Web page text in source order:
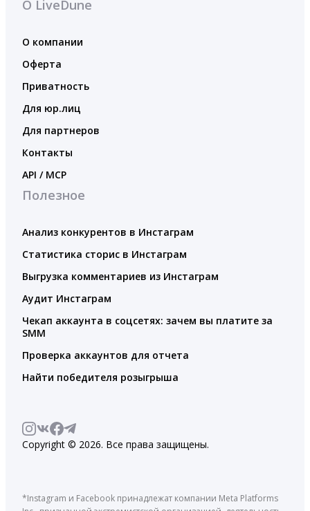
О LiveDune
О компании
Оферта
Приватность
Для юр.лиц
Для партнеров
Контакты
API / MCP
Полезное
Анализ конкурентов в Инстаграм
Статистика сторис в Инстаграм
Выгрузка комментариев из Инстаграм
Аудит Инстаграм
Чекап аккаунта в соцсетях: зачем вы платите за
SMM
Проверка аккаунтов для отчета
Найти победителя розыгрыша
Copyright © 2026. Все права защищены.
*Instagram и Facebook принадлежат компании Meta Platforms